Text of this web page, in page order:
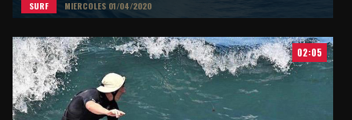
SURF MIERCOLES 01/04/2020
02:05